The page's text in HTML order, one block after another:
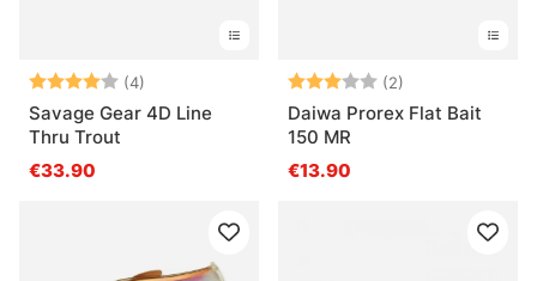
Arvio: (4)
4.0 5:sta tähdestä
Savage Gear 4D Line
Thru Trout
€33.90
Arvio: (2)
Daiwa Prorex Flat Bait
150 MR
€13.90